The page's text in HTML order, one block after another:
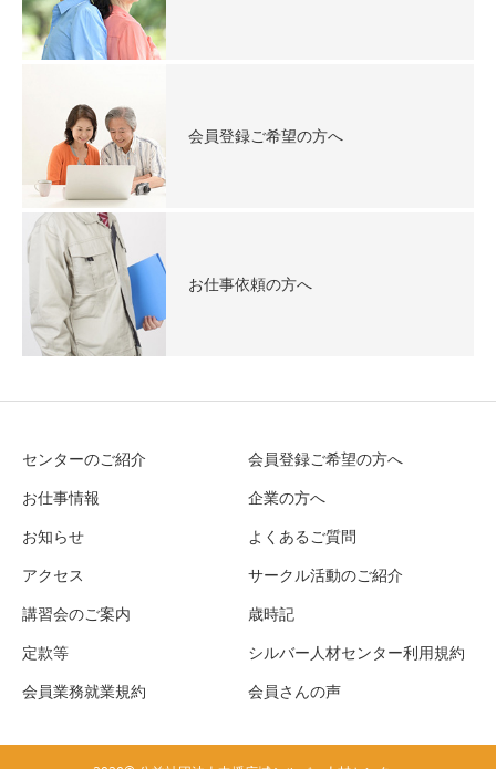
会員登録ご希望の方へ
お仕事依頼の方へ
センターのご紹介
会員登録ご希望の方へ
お仕事情報
企業の方へ
お知らせ
よくあるご質問
アクセス
サークル活動のご紹介
講習会のご案内
歳時記
定款等
シルバー人材センター利用規約
会員業務就業規約
会員さんの声